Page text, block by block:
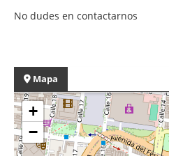
No dudes en contactarnos
Mapa
+
−